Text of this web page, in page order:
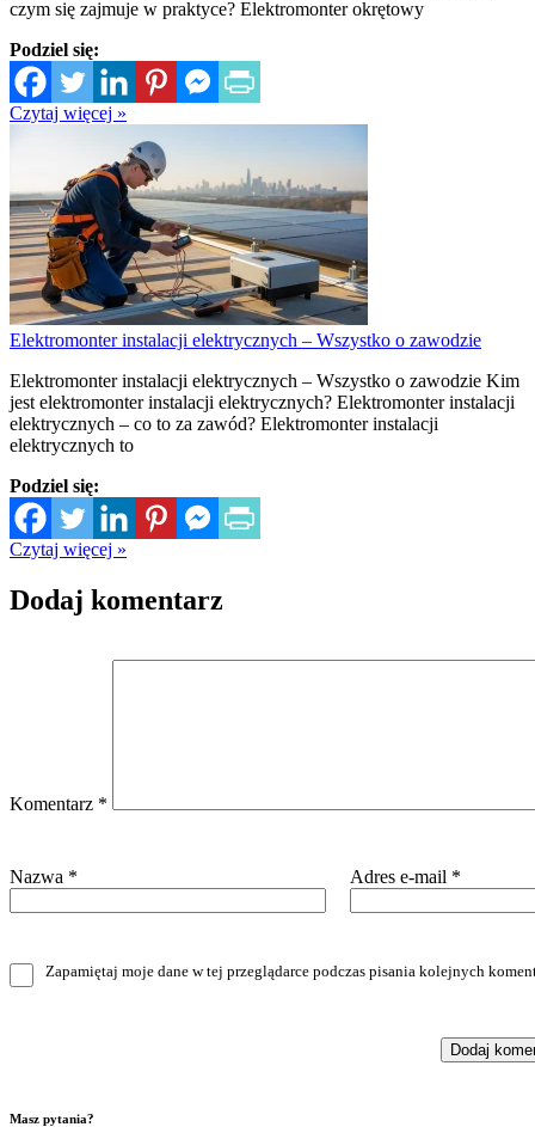
czym się zajmuje w praktyce? Elektromonter okrętowy
Podziel się:
Czytaj więcej »
Elektromonter instalacji elektrycznych – Wszystko o zawodzie
Elektromonter instalacji elektrycznych – Wszystko o zawodzie Kim
jest elektromonter instalacji elektrycznych? Elektromonter instalacji
elektrycznych – co to za zawód? Elektromonter instalacji
elektrycznych to
Podziel się:
Czytaj więcej »
Dodaj komentarz
Komentarz *
Nazwa * Adres e-mail *
Zapamiętaj moje dane w tej przeglądarce podczas pisania kolejnych
Masz pytania?